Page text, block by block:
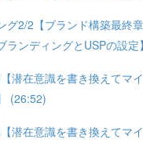
グ2/2【ブランド構築最終
ランディングとUSPの設
潜在意識を書き換えてマ
(26:52)
潜在意識を書き換えてマ